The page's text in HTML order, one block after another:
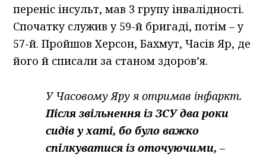
переніс інсульт, мав 3 групу інвалідності.
Спочатку служив у 59-й бригаді, потім – у
57-й. Пройшов Херсон, Бахмут, Часів Яр, де
його й списали за станом здоров’я.
У Часовому Яру я отримав інфаркт.
Після звільнення із ЗСУ два роки
сидів у хаті, бо було важко
спілкуватися із оточуючими,–